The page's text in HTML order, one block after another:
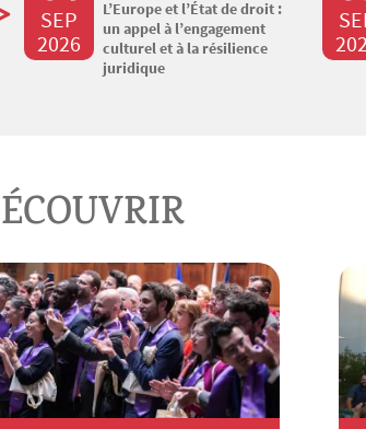
SEP
2026
L’Europe et l’État de droit :
un appel à l’engagement
culturel et à la résilience
juridique